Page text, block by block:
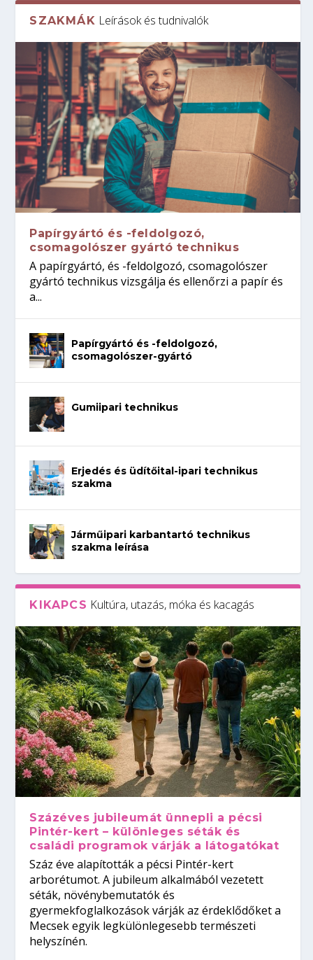
SZAKMÁK Leírások és tudnivalók
Papírgyártó és -feldolgozó,
csomagolószer gyártó technikus
A papírgyártó, és -feldolgozó, csomagolószer
gyártó technikus vizsgálja és ellenőrzi a papír és
a...
Papírgyártó és -feldolgozó,
csomagolószer-gyártó
Gumiipari technikus
Erjedés és üdítőital-ipari technikus
szakma
Járműipari karbantartó technikus
szakma leírása
KIKAPCS Kultúra, utazás, móka és kacagás
Százéves jubileumát ünnepli a pécsi
Pintér-kert – különleges séták és
családi programok várják a látogatókat
Száz éve alapították a pécsi Pintér-kert
arborétumot. A jubileum alkalmából vezetett
séták, növénybemutatók és
gyermekfoglalkozások várják az érdeklődőket a
Mecsek egyik legkülönlegesebb természeti
helyszínén.